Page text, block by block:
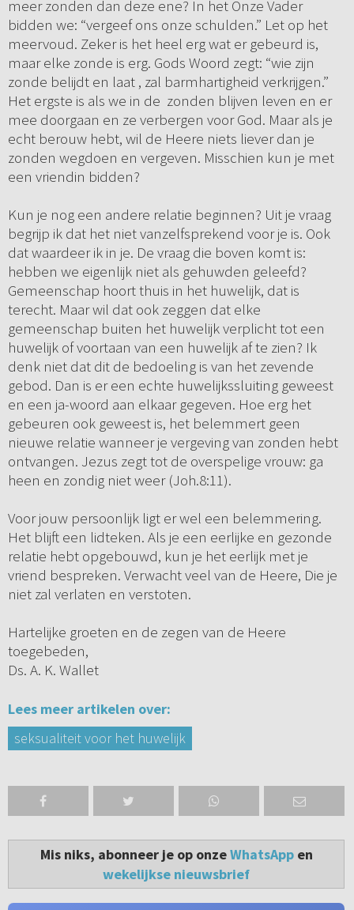
meer zonden dan deze ene? In het Onze Vader
bidden we: “vergeef ons onze schulden.” Let op het
meervoud. Zeker is het heel erg wat er gebeurd is,
maar elke zonde is erg. Gods Woord zegt: “wie zijn
zonde belijdt en laat , zal barmhartigheid verkrijgen.”
Het ergste is als we in de zonden blijven leven en er
mee doorgaan en ze verbergen voor God. Maar als je
echt berouw hebt, wil de Heere niets liever dan je
zonden wegdoen en vergeven. Misschien kun je met
een vriendin bidden?
Kun je nog een andere relatie beginnen? Uit je vraag
begrijp ik dat het niet vanzelfsprekend voor je is. Ook
dat waardeer ik in je. De vraag die boven komt is:
hebben we eigenlijk niet als gehuwden geleefd?
Gemeenschap hoort thuis in het huwelijk, dat is
terecht. Maar wil dat ook zeggen dat elke
gemeenschap buiten het huwelijk verplicht tot een
huwelijk of voortaan van een huwelijk af te zien? Ik
denk niet dat dit de bedoeling is van het zevende
gebod. Dan is er een echte huwelijkssluiting geweest
en een ja-woord aan elkaar gegeven. Hoe erg het
gebeuren ook geweest is, het belemmert geen
nieuwe relatie wanneer je vergeving van zonden hebt
ontvangen. Jezus zegt tot de overspelige vrouw: ga
heen en zondig niet weer (Joh.8:11).
Voor jouw persoonlijk ligt er wel een belemmering.
Het blijft een lidteken. Als je een eerlijke en gezonde
relatie hebt opgebouwd, kun je het eerlijk met je
vriend bespreken. Verwacht veel van de Heere, Die je
niet zal verlaten en verstoten.
Hartelijke groeten en de zegen van de Heere
toegebeden,
Ds. A. K. Wallet
Lees meer artikelen over:
seksualiteit voor het huwelijk
Mis niks, abonneer je op onzeWhatsAppen
wekelijkse nieuwsbrief